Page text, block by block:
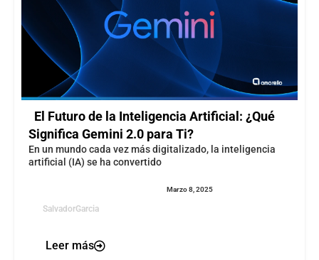
El Futuro de la Inteligencia Artificial: ¿Qué
Significa Gemini 2.0 para Ti?
En un mundo cada vez más digitalizado, la inteligencia
artificial (IA) se ha convertido
SalvadorGarcia
Marzo 8, 2025
Leer más